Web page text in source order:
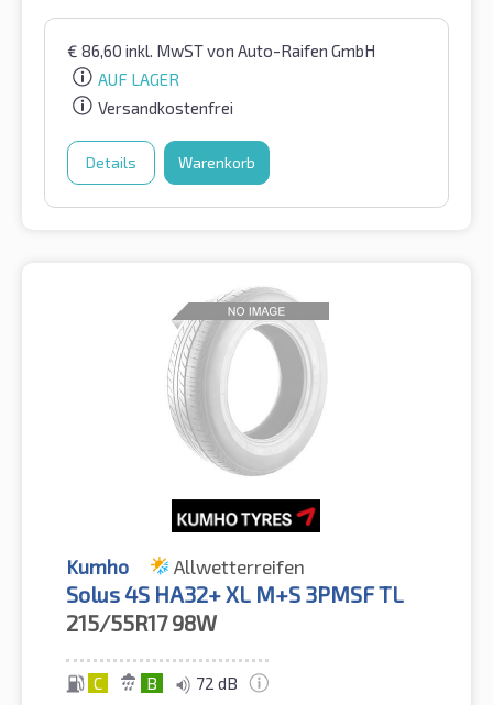
€ 86,60 inkl. MwSTvon Auto-Raifen GmbH
AUF LAGER
Versandkostenfrei
Details Warenkorb
Kumho Allwetterreifen
Solus 4S HA32+ XL M+S 3PMSF TL
215/55R17 98W
C B 72 dB